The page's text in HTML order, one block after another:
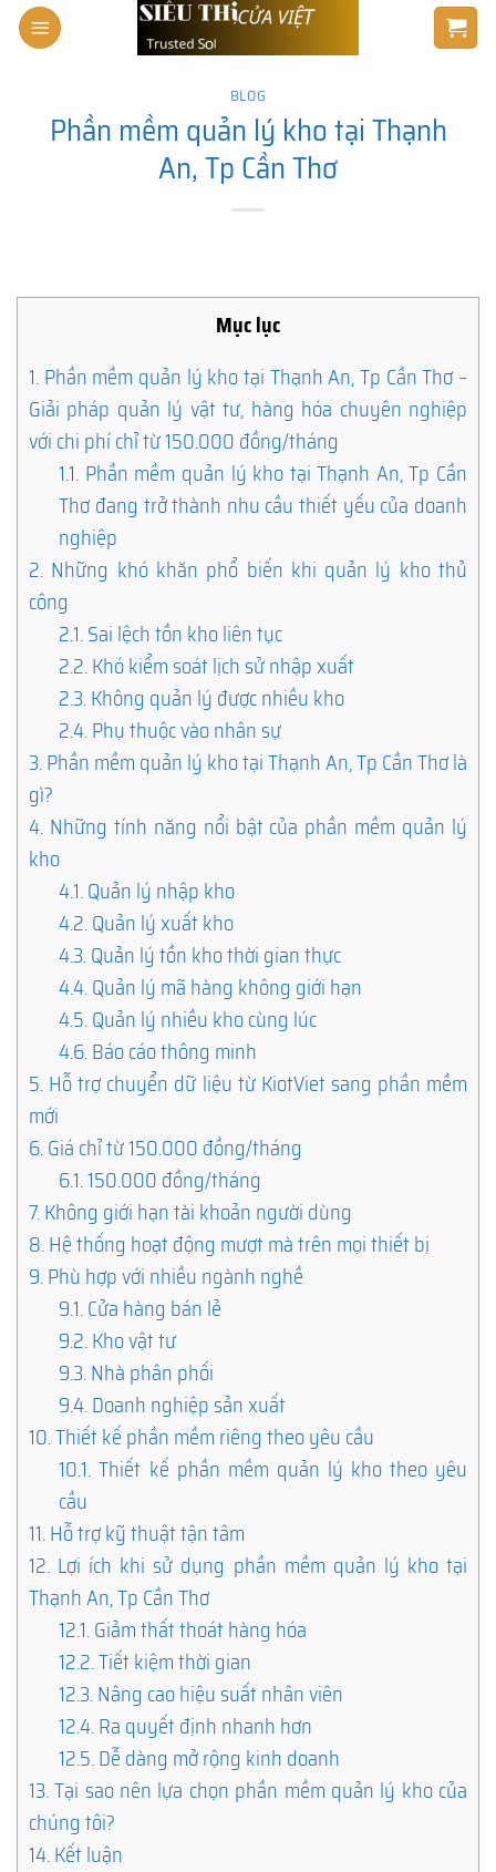
Skip
BLOG
Phần mềm quản lý kho tại Thạnh
An, Tp Cần Thơ
Mục lục
1. Phần mềm quản lý kho tại Thạnh An, Tp Cần Thơ –
Giải pháp quản lý vật tư, hàng hóa chuyên nghiệp
với chi phí chỉ từ 150.000 đồng/tháng
1.1. Phần mềm quản lý kho tại Thạnh An, Tp Cần
Thơ đang trở thành nhu cầu thiết yếu của doanh
nghiệp
2. Những khó khăn phổ biến khi quản lý kho thủ
công
2.1.Sai lệch tồn kho liên tục
2.2.Khó kiểm soát lịch sử nhập xuất
2.3.Không quản lý được nhiều kho
2.4.Phụ thuộc vào nhân sự
3.Phần mềm quản lý kho tại Thạnh An, Tp Cần Thơ là
gì?
4. Những tính năng nổi bật của phần mềm quản lý
kho
4.1.Quản lý nhập kho
4.2.Quản lý xuất kho
4.3.Quản lý tồn kho thời gian thực
4.4.Quản lý mã hàng không giới hạn
4.5.Quản lý nhiều kho cùng lúc
4.6.Báo cáo thông minh
5. Hỗ trợ chuyển dữ liệu từ KiotViet sang phần mềm
mới
6.Giá chỉ từ 150.000 đồng/tháng
6.1.150.000 đồng/tháng
7.Không giới hạn tài khoản người dùng
8.Hệ thống hoạt động mượt mà trên mọi thiết bị
9.Phù hợp với nhiều ngành nghề
9.1.Cửa hàng bán lẻ
9.2.Kho vật tư
9.3.Nhà phân phối
9.4.Doanh nghiệp sản xuất
10.Thiết kế phần mềm riêng theo yêu cầu
10.1. Thiết kế phần mềm quản lý kho theo yêu
cầu
11.Hỗ trợ kỹ thuật tận tâm
12. Lợi ích khi sử dụng phần mềm quản lý kho tại
Thạnh An, Tp Cần Thơ
12.1.Giảm thất thoát hàng hóa
12.2.Tiết kiệm thời gian
12.3.Nâng cao hiệu suất nhân viên
12.4.Ra quyết định nhanh hơn
12.5.Dễ dàng mở rộng kinh doanh
13.Tại sao nên lựa chọn phần mềm quản lý kho của
chúng tôi?
14.Kết luận